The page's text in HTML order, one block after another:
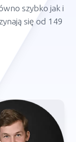
szybko jak i
się od 149